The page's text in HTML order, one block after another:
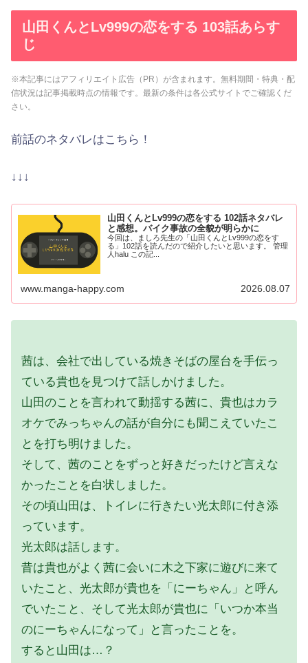
山田くんとLv999の恋をする 103話あらす
じ
※本記事にはアフィリエイト広告（PR）が含まれます。無料期間・特典・配
信状況は記事掲載時点の情報です。最新の条件は各公式サイトでご確認くだ
さい。
前話のネタバレはこちら！
↓↓↓
山田くんとLv999の恋をする 102話ネタバレ
と感想。バイク事故の全貌が明らかに
今回は、ましろ先生の「山田くんとLv999の恋をす
る」102話を読んだので紹介したいと思います。 管理
人halu この記...
www.manga-happy.com 2026.08.07
茜は、会社で出している焼きそばの屋台を手伝っ
ている貴也を見つけて話しかけました。
山田のことを言われて動揺する茜に、貴也はカラ
オケでみっちゃんの話が自分にも聞こえていたこ
とを打ち明けました。
そして、茜のことをずっと好きだったけど言えな
かったことを白状しました。
その頃山田は、トイレに行きたい光太郎に付き添
っています。
光太郎は話します。
昔は貴也がよく茜に会いに木之下家に遊びに来て
いたこと、光太郎が貴也を「にーちゃん」と呼ん
でいたこと、そして光太郎が貴也に「いつか本当
のにーちゃんになって」と言ったことを。
すると山田は…？